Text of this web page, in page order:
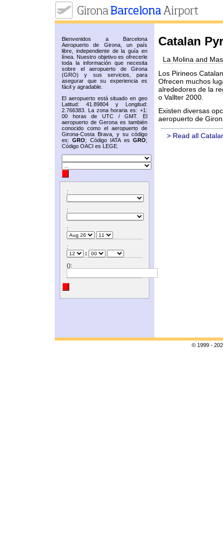
Bienvenidos a Barcelona
Aeropuerto de Girona, un país
libre, independiente de la guía en
línea. Nuestro objetivo es ofrecerle
toda la información que necesita
sobre el aeropuerto de Girona
(GRO) y sus servicios, para
asegurar que su experiencia es
fácil y agradable.
El aeropuerto está situado en geo
Latitud: 41.89804 y Longitud:
2.766383. La zona horaria es: +1:
00 horas de UTC / GMT. El
aeropuerto de Gerona es también
conocido como el aeropuerto de
Girona-Costa Brava, y su código
es:GRO; Código IATA esGRO;
Código OACI es LEGE.
:
:
:
:
:
():
Catalan
La Molina and
Los Pirineos
Ofrecen muchos
alrededores de la
o Vallter 2000.
Existen diversas
aeropuerto de
> Read all
© 1999 -